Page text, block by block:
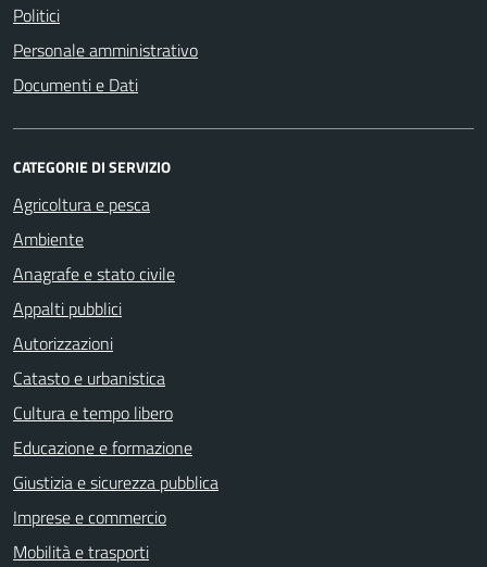
Politici
Personale amministrativo
Documenti e Dati
CATEGORIE DI SERVIZIO
Agricoltura e pesca
Ambiente
Anagrafe e stato civile
Appalti pubblici
Autorizzazioni
Catasto e urbanistica
Cultura e tempo libero
Educazione e formazione
Giustizia e sicurezza pubblica
Imprese e commercio
Mobilità e trasporti